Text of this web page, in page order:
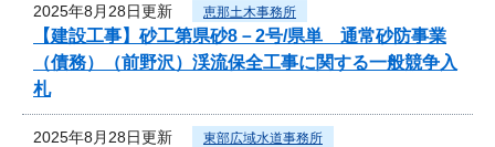
2025年8月28日更新 恵那土木事務所
【建設工事】砂工第県砂8－2号/県単 通常砂防事業
（債務）（前野沢）渓流保全工事に関する一般競争入
札
2025年8月28日更新 東部広域水道事務所